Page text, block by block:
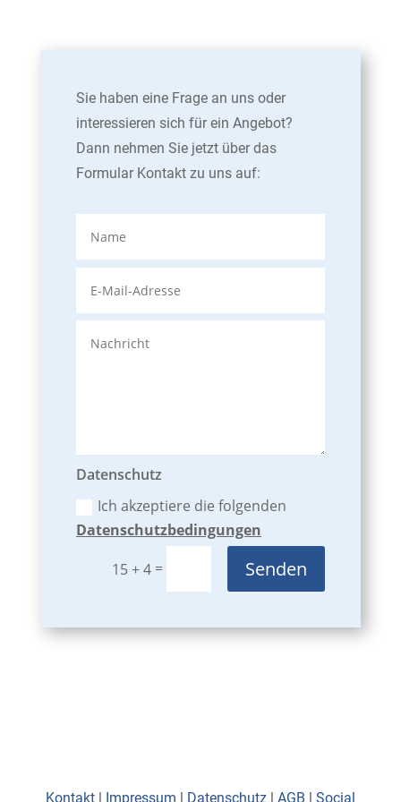
Sie haben eine Frage an uns oder
interessieren sich für ein Angebot?
Dann nehmen Sie jetzt über das
Formular Kontakt zu uns auf:
Datenschutz
Ich akzeptiere die folgenden
Datenschutzbedingungen
15 + 4 = Senden
Kontakt| Impressum | Datenschutz| AGB | Social